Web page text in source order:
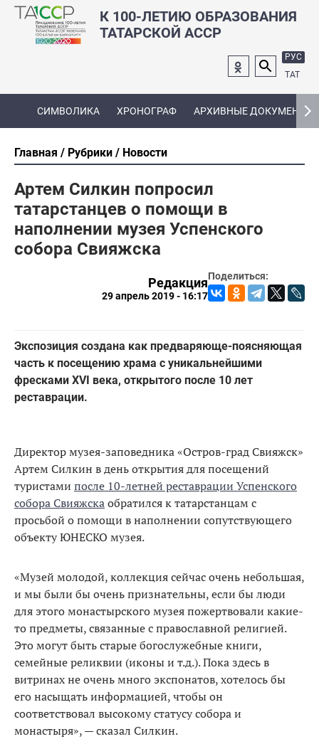
К 100-ЛЕТИЮ ОБРАЗОВАНИЯ
ТАТАРСКОЙ АССР
РУС
ТАТ
СИМВОЛИКА ХРОНОГРАФ АРХИВНЫЕ ДОКУМЕНТЫ
Главная Рубрики Новости
Артем Силкин попросил
татарстанцев о помощи в
наполнении музея Успенского
собора Свияжска
Поделиться:
Редакция
29 апрель 2019 - 16:17
Экспозиция создана как предваряюще-поясняющая
часть к посещению храма с уникальнейшими
фресками XVI века, открытого после 10 лет
реставрации.
Директор музея-заповедника «Остров-град Свияжск»
Артем Силкин в день открытия для посещений
туристами после 10-летней реставрации Успенского
собора Свияжскаобратился к татарстанцам с
просьбой о помощи в наполнении сопутствующего
объекту ЮНЕСКО музея.
«Музей молодой, коллекция сейчас очень небольшая,
и мы были бы очень признательны, если бы люди
для этого монастырского музея пожертвовали какие-
то предметы, связанные с православной религией.
Это могут быть старые богослужебные книги,
семейные реликвии (иконы и т.д.). Пока здесь в
витринах не очень много экспонатов, хотелось бы
его насыщать информацией, чтобы он
соответствовал высокому статусу собора и
монастыря», — сказал Силкин.